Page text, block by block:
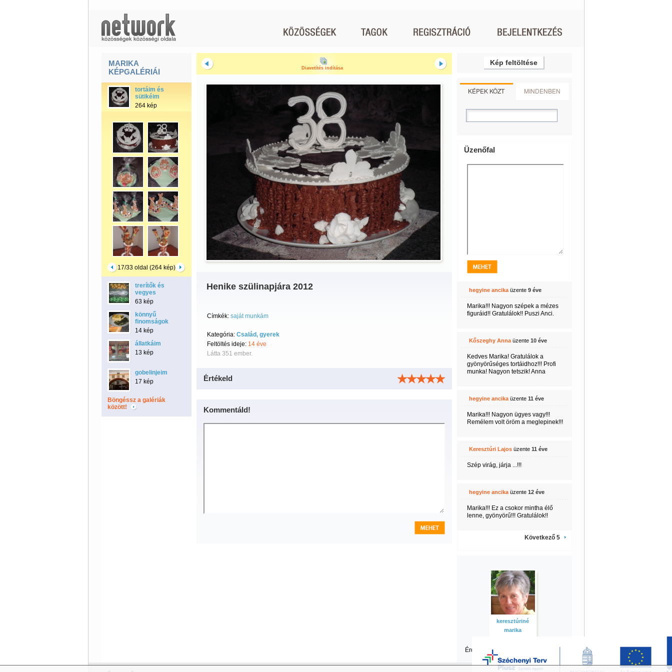
MARIKA
KÉPGALÉRIÁI
tortáim és
sütikéim
264 kép
17/33 oldal (264 kép)
trerítők és
vegyes
63 kép
könnyű
finomságok
14 kép
állatkáim
13 kép
gobelinjeim
17 kép
Böngéssz a galériák
között!
Diavetítés indítása
Henike szülinapjára 2012
Címkék: saját munkám
Kategória: Család, gyerek
Feltöltés ideje: 14 éve
Látta 351 ember.
Értékeld
Kommentáld!
Kép feltöltése
KÉPEK KÖZT MINDENBEN
Üzenőfal
hegyine ancikaüzente 9 éve
Marika!!! Nagyon szépek a mézes
figuráid!! Gratulálok!! Puszi Anci.
Kőszeghy Annaüzente 10 éve
Kedves Marika! Gratulálok a
gyönyörűséges tortáidhoz!!! Profi
munka! Nagyon tetszik! Anna
hegyine ancikaüzente 11 éve
Marika!!! Nagyon ügyes vagy!!!
Remélem volt öröm a meglepinek!!!
Keresztúri Lajosüzente 11 éve
Szép virág, járja ...!!!
hegyine ancikaüzente 12 éve
Marika!!! Ez a csokor mintha élő
lenne, gyönyörű!!! Gratulálok!!
Következő 5
keresztúriné
marika
Érdekel marika